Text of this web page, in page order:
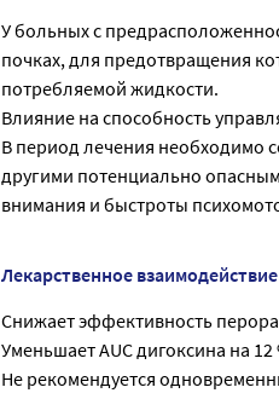
У больных с
почках, для предотвращения
потребляемой жидкости.
Влияние на способность
В период лечения необходимо
другими потенциально
внимания и быстроты
Лекарственное взаимодействие
Снижает эффективность
Уменьшает AUC дигоксина на 12
Не рекомендуется